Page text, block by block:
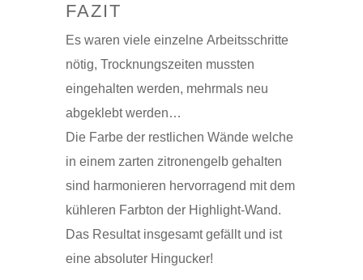
FAZIT
Es waren viele einzelne Arbeitsschritte
nötig, Trocknungszeiten mussten
eingehalten werden, mehrmals neu
abgeklebt werden…
Die Farbe der restlichen Wände welche
in einem zarten zitronengelb gehalten
sind harmonieren hervorragend mit dem
kühleren Farbton der Highlight-Wand.
Das Resultat insgesamt gefällt und ist
eine absoluter Hingucker!